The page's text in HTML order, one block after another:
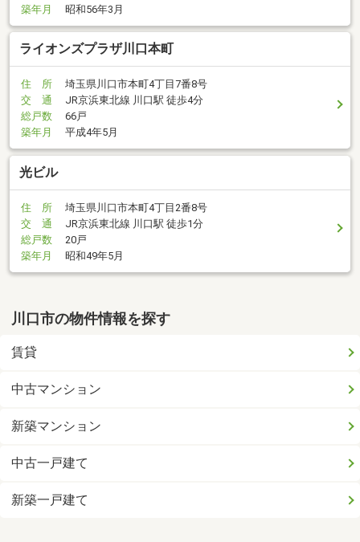
築年月
昭和56年3月
ライオンズプラザ川口本町
住 所
埼玉県川口市本町4丁目7番8号
交 通
JR京浜東北線 川口駅 徒歩4分
総戸数
66戸
築年月
平成4年5月
光ビル
住 所
埼玉県川口市本町4丁目2番8号
交 通
JR京浜東北線 川口駅 徒歩1分
総戸数
20戸
築年月
昭和49年5月
川口市の物件情報を探す
賃貸
中古マンション
新築マンション
中古一戸建て
新築一戸建て